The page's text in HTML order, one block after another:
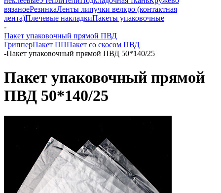
вязаноеРезинкаЛенты липучки велкро (контактная
лента)Плечевые накладкиПакеты упаковочные
-
Пакет упаковочный прямой ПВД
ГрипперПакет ПППакет со скосом ПВД
-Пакет упаковочный прямой ПВД 50*140/25
Пакет упаковочный прямой
ПВД 50*140/25